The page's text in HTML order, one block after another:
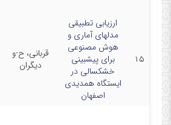
۱۵
ارزیابی تطبیقی
مدلهای آماری و
هوش مصنوعی
برای پیشبینی
خشکسالی در
ایستگاه همدیدی
اصفهان
قربانی، ح-و
دیگران